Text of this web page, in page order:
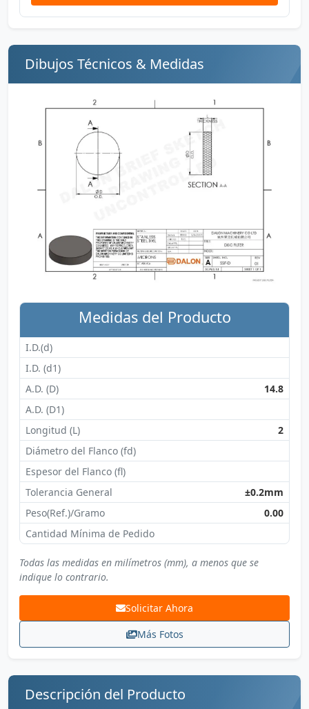
Dibujos Técnicos & Medidas
Medidas del Producto
I.D.(d)
I.D. (d1)
A.D. (D)
14.8
A.D. (D1)
Longitud (L)
2
Diámetro del Flanco (fd)
Espesor del Flanco (fl)
Tolerancia General
±0.2mm
Peso(Ref.)/Gramo
0.00
Cantidad Mínima de Pedido
Todas las medidas en milímetros (mm), a menos que se
indique lo contrario.
Solicitar Ahora
Más Fotos
Descripción del Producto